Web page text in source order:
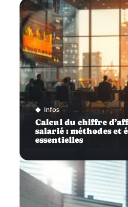
Infos
Calcul du chiffre
salarié : méthodes et
essentielles